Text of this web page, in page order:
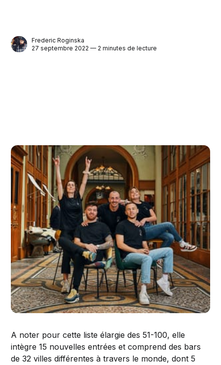
Frederic Roginska
27 septembre 2022 — 2 minutes de lecture
A noter pour cette liste élargie des 51-100, elle
intègre 15 nouvelles entrées et comprend des bars
de 32 villes différentes à travers le monde, dont 5